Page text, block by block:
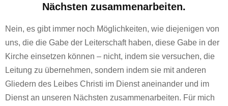
Nächsten zusammenarbeiten.
Nein, es gibt immer noch Möglichkeiten, wie diejenigen von
uns, die die Gabe der Leiterschaft haben, diese Gabe in der
Kirche einsetzen können – nicht, indem sie versuchen, die
Leitung zu übernehmen, sondern indem sie mit anderen
Gliedern des Leibes Christi im Dienst aneinander und im
Dienst an unseren Nächsten zusammenarbeiten. Für mich